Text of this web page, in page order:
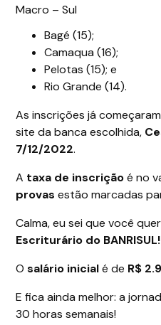
Macro – Sul
Bagé (15);
Camaqua (16);
Pelotas (15); e
Rio Grande (14).
As inscrições já
site da banca escolhida,
7/12/2022.
A taxa de inscriçãoé no
provasestão marcadas
Calma, eu sei que você
Escriturário do BANRISUL!
Osalário inicialé de R$
E fica ainda melhor: a
30 horas semanais!